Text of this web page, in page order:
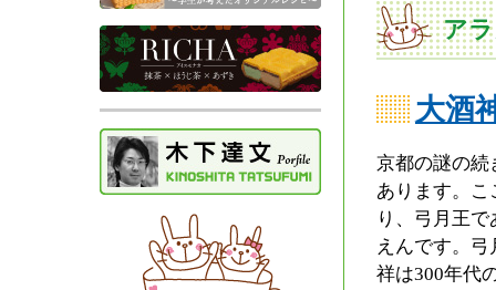
ア
大酒
京都の謎の続
あります。
り、弓月王
えんです。
祥は300年代